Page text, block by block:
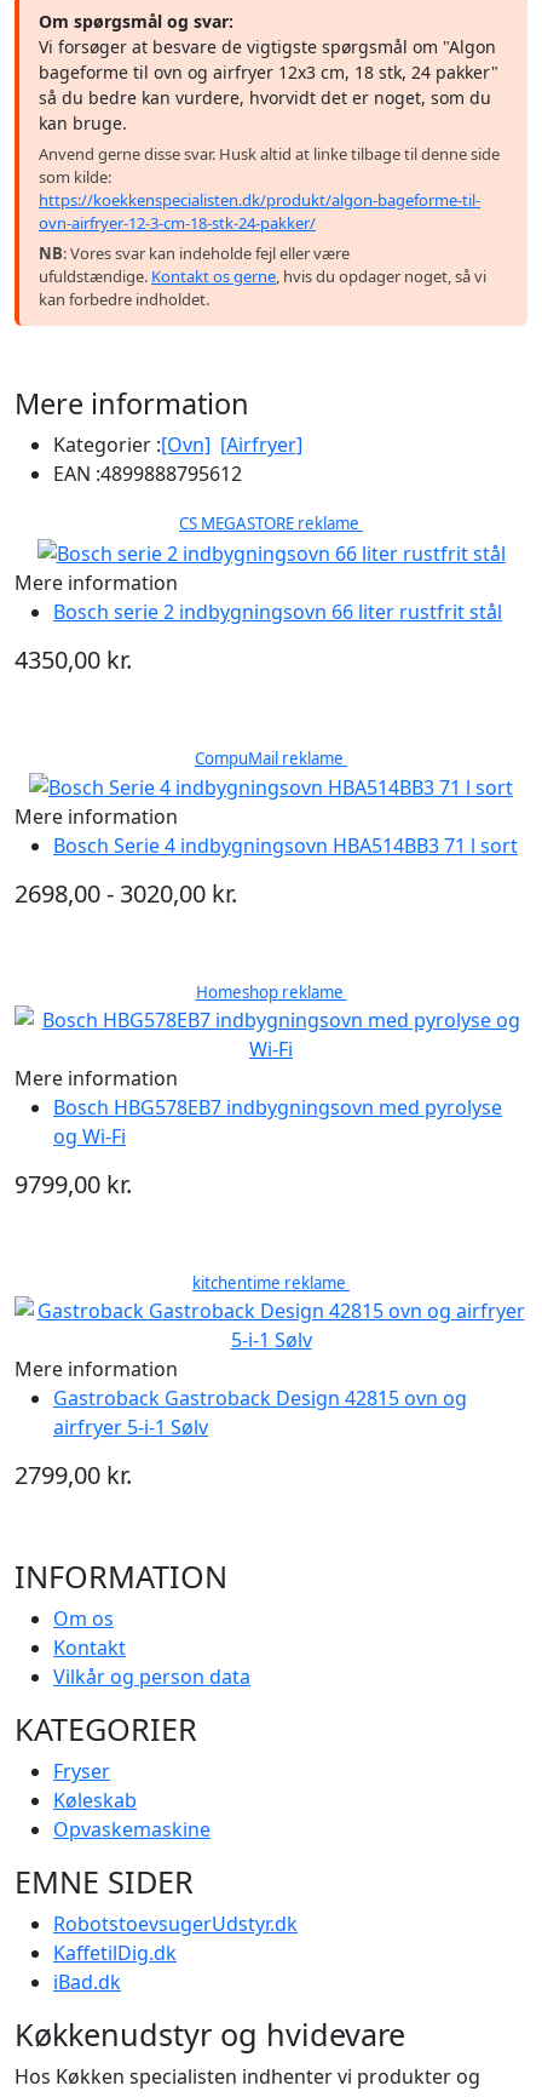
Om spørgsmål og svar:
Vi forsøger at besvare de vigtigste spørgsmål om "Algon
bageforme til ovn og airfryer 12x3 cm, 18 stk, 24 pakker"
så du bedre kan vurdere, hvorvidt det er noget, som du
kan bruge.
Anvend gerne disse svar. Husk altid at linke tilbage til denne side
som kilde:
https://koekkenspecialisten.dk/produkt/algon-bageforme-til-
ovn-airfryer-12-3-cm-18-stk-24-pakker/
NB: Vores svar kan indeholde fejl eller være
ufuldstændige. Kontakt os gerne, hvis du opdager noget, så vi
kan forbedre indholdet.
Mere information
Kategorier :[Ovn] [Airfryer]
EAN :4899888795612
CS MEGASTORE reklame
Mere information
Bosch serie 2 indbygningsovn 66 liter rustfrit stål
4350,00 kr.
CompuMail reklame
Mere information
Bosch Serie 4 indbygningsovn HBA514BB3 71 l sort
2698,00 - 3020,00 kr.
Homeshop reklame
Mere information
Bosch HBG578EB7 indbygningsovn med pyrolyse
og Wi-Fi
9799,00 kr.
kitchentime reklame
Mere information
Gastroback Gastroback Design 42815 ovn og
airfryer 5-i-1 Sølv
2799,00 kr.
INFORMATION
Om os
Kontakt
Vilkår og person data
KATEGORIER
Fryser
Køleskab
Opvaskemaskine
EMNE SIDER
RobotstoevsugerUdstyr.dk
KaffetilDig.dk
iBad.dk
Køkkenudstyr og hvidevare
Hos Køkken specialisten indhenter vi produkter og